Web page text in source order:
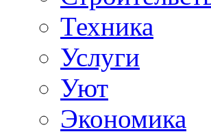
Техника
Услуги
Уют
Экономика